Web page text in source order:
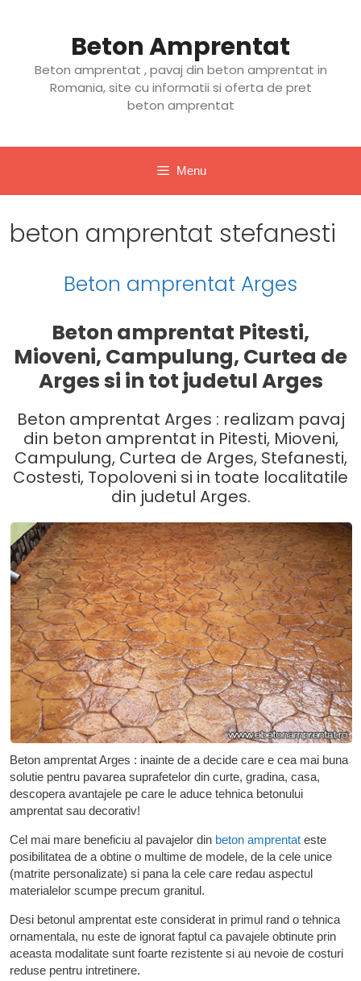
Beton Amprentat
Beton amprentat , pavaj din beton amprentat in
Romania, site cu informatii si oferta de pret
beton amprentat
Menu
beton amprentat stefanesti
Beton amprentat Arges
Beton amprentat Pitesti,
Mioveni, Campulung, Curtea de
Arges si in tot judetul Arges
Beton amprentat Arges : realizam pavaj
din beton amprentat in Pitesti, Mioveni,
Campulung, Curtea de Arges, Stefanesti,
Costesti, Topoloveni si in toate localitatile
din judetul Arges.
Beton amprentat Arges : inainte de a decide care e cea mai buna
solutie pentru pavarea suprafetelor din curte, gradina, casa,
descopera avantajele pe care le aduce tehnica betonului
amprentat sau decorativ!
Cel mai mare beneficiu al pavajelor din beton amprentat este
posibilitatea de a obtine o multime de modele, de la cele unice
(matrite personalizate) si pana la cele care redau aspectul
materialelor scumpe precum granitul.
Desi betonul amprentat este considerat in primul rand o tehnica
ornamentala, nu este de ignorat faptul ca pavajele obtinute prin
aceasta modalitate sunt foarte rezistente si au nevoie de costuri
reduse pentru intretinere.